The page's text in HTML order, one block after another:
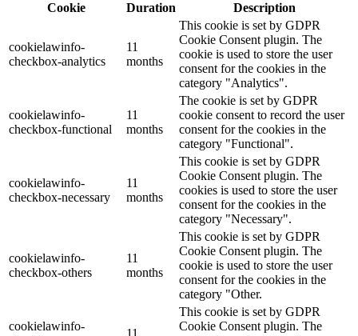
Cookie
Duration Description
cookielawinfo-
checkbox-analytics
11
months
This cookie is set by GDPR
Cookie Consent plugin. The
cookie is used to store the user
consent for the cookies in the
category "Analytics".
cookielawinfo-
checkbox-functional
11
months
The cookie is set by GDPR
cookie consent to record the user
consent for the cookies in the
category "Functional".
cookielawinfo-
checkbox-necessary
11
months
This cookie is set by GDPR
Cookie Consent plugin. The
cookies is used to store the user
consent for the cookies in the
category "Necessary".
cookielawinfo-
checkbox-others
11
months
This cookie is set by GDPR
Cookie Consent plugin. The
cookie is used to store the user
consent for the cookies in the
category "Other.
cookielawinfo-
This cookie is set by GDPR
Cookie Consent plugin. The